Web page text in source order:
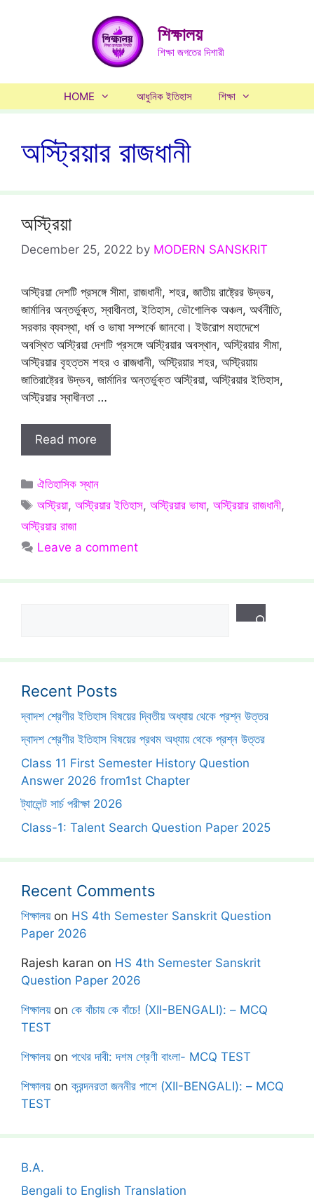
শিক্ষালয়
শিক্ষা জগতের দিশারী
HOME আধুনিক ইতিহাস শিক্ষা
অস্ট্রিয়ার রাজধানী
অস্ট্রিয়া
December 25, 2022 by MODERN SANSKRIT
অস্ট্রিয়া দেশটি প্রসঙ্গে সীমা, রাজধানী, শহর, জাতীয় রাষ্ট্রের উদ্ভব,
জার্মানির অন্তর্ভুক্ত, স্বাধীনতা, ইতিহাস, ভৌগোলিক অঞ্চল, অর্থনীতি,
সরকার ব্যবস্থা, ধর্ম ও ভাষা সম্পর্কে জানবো। ইউরোপ মহাদেশে
অবস্থিত অস্ট্রিয়া দেশটি প্রসঙ্গে অস্ট্রিয়ার অবস্থান, অস্ট্রিয়ার সীমা,
অস্ট্রিয়ার বৃহত্তম শহর ও রাজধানী, অস্ট্রিয়ার শহর, অস্ট্রিয়ায়
জাতিরাষ্ট্রের উদ্ভব, জার্মানির অন্তর্ভুক্ত অস্ট্রিয়া, অস্ট্রিয়ার ইতিহাস,
অস্ট্রিয়ার স্বাধীনতা …
Read more
Categories
ঐতিহাসিক স্থান
Tags
অস্ট্রিয়া,অস্ট্রিয়ার ইতিহাস,অস্ট্রিয়ার ভাষা,অস্ট্রিয়ার রাজধানী,
অস্ট্রিয়ার রাজা
Leave a comment
Recent Posts
দ্বাদশ শ্রেণীর ইতিহাস বিষয়ের দ্বিতীয় অধ্যায় থেকে প্রশ্ন উত্তর
দ্বাদশ শ্রেণীর ইতিহাস বিষয়ের প্রথম অধ্যায় থেকে প্রশ্ন উত্তর
Class 11 First Semester History Question
Answer 2026 from1st Chapter
ট্যালেন্ট সার্চ পরীক্ষা 2026
Class-1: Talent Search Question Paper 2025
Recent Comments
শিক্ষালয়on HS 4th Semester Sanskrit Question
Paper 2026
Rajesh karan on HS 4th Semester Sanskrit
Question Paper 2026
শিক্ষালয়on কে বাঁচায় কে বাঁচে! (XII-BENGALI): – MCQ
TEST
শিক্ষালয়on পথের দাবী: দশম শ্রেণী বাংলা- MCQ TEST
শিক্ষালয়onক্রন্দনরতা জননীর পাশে (XII-BENGALI): – MCQ
TEST
B.A.
Bengali to English Translation